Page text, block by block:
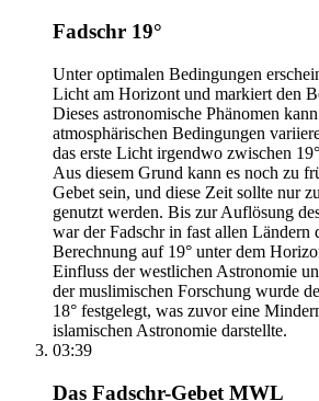
Fadschr 19°
Unter optimalen Bedingungen
Licht am Horizont und markiert den
Dieses astronomische Phänomen
atmosphärischen Bedingungen
das erste Licht irgendwo zwischen
Aus diesem Grund kann es noch zu
Gebet sein, und diese Zeit sollte nur
genutzt werden. Bis zur Auflösung
war der Fadschr in fast allen Ländern
Berechnung auf 19° unter dem
Einfluss der westlichen Astronomie
der muslimischen Forschung wurde
18° festgelegt, was zuvor eine
islamischen Astronomie darstellte.
03:39
Das Fadschr-Gebet MWL